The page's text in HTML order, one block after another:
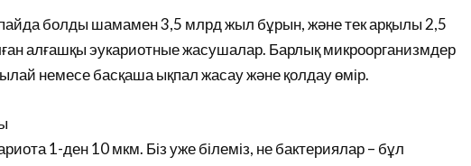
болды шамамен 3,5 млрд жыл бұрын, және тек арқылы 2,5
алғашқы эукариотные жасушалар. Барлық микроорганизмдер
немесе басқаша ықпал жасау және қолдау өмір.
1-ден 10 мкм. Біз уже білеміз, не бактериялар – бұл